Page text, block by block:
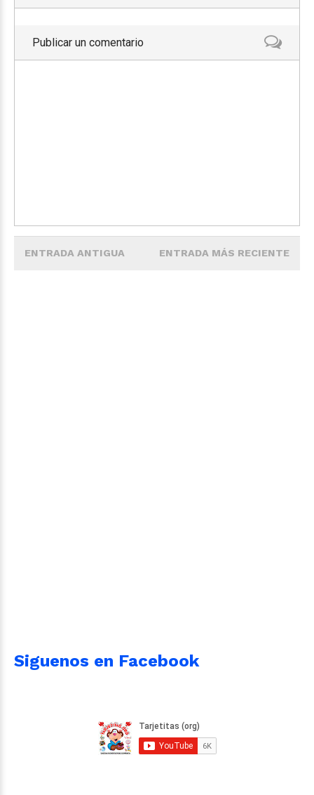
Publicar un comentario
ENTRADA MÁS RECIENTE
ENTRADA ANTIGUA
Siguenos en Facebook